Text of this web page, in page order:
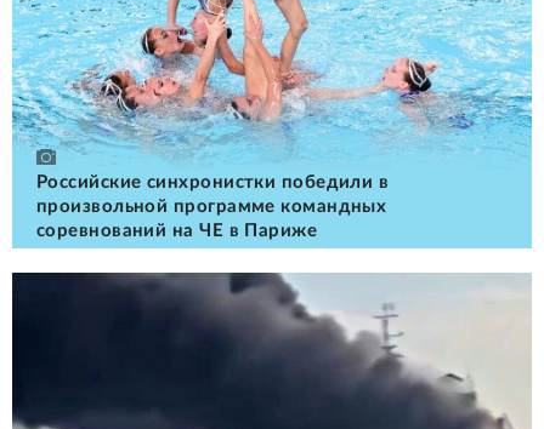
Российские cинхронистки победили в
произвольной программе командных
соревнований на ЧЕ в Париже